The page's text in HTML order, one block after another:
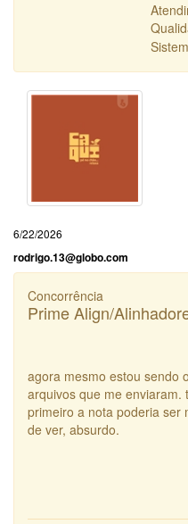
6/22/2026
rodrigo.13@globo.com
Concorrência
Prime Align/
agora mesmo estou sendo
arquivos que me enviaram.
primeiro a nota poderia ser
de ver, absurdo.